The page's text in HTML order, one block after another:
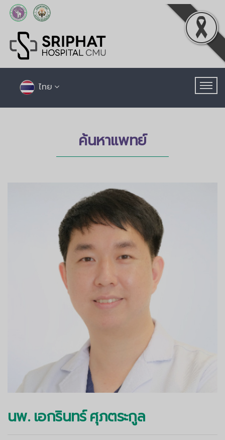
ไทย
ค้นหาแพทย์
นพ. เอกรินทร์ ศุภตระกูล